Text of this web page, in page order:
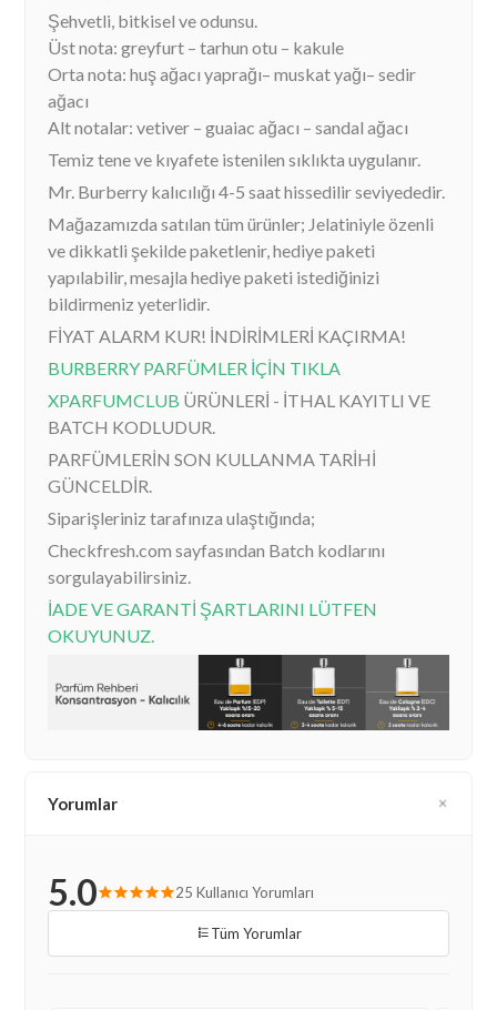
Şehvetli, bitkisel ve odunsu.
Üst nota: greyfurt – tarhun otu – kakule
Orta nota: huş ağacı yaprağı– muskat yağı– sedir
ağacı
Alt notalar: vetiver – guaiac ağacı – sandal ağacı
Temiz tene ve kıyafete istenilen sıklıkta uygulanır.
Mr. Burberry kalıcılığı 4-5 saat hissedilir seviyededir.
Mağazamızda satılan tüm ürünler; Jelatiniyle özenli
ve dikkatli şekilde paketlenir, hediye paketi
yapılabilir, mesajla hediye paketi istediğinizi
bildirmeniz yeterlidir.
FİYAT ALARM KUR! İNDİRİMLERİ KAÇIRMA!
BURBERRY PARFÜMLER İÇİN TIKLA
XPARFUMCLUB ÜRÜNLERİ - İTHAL KAYITLI VE
BATCH KODLUDUR.
PARFÜMLERİN SON KULLANMA TARİHİ
GÜNCELDİR.
Siparişleriniz tarafınıza ulaştığında;
Checkfresh.com sayfasından Batch kodlarını
sorgulayabilirsiniz.
İADE VE GARANTİ ŞARTLARINI LÜTFEN
OKUYUNUZ.
Yorumlar
5.0 25 Kullanıcı Yorumları
Tüm Yorumlar